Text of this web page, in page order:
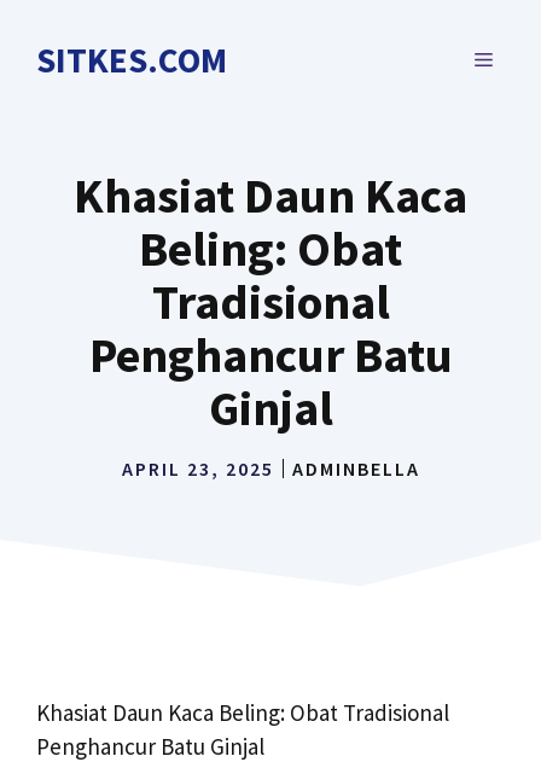
SITKES.COM MENU
Khasiat Daun Kaca
Beling: Obat
Tradisional
Penghancur Batu
Ginjal
APRIL 23, 2025 ADMINBELLA
Khasiat Daun Kaca Beling: Obat Tradisional
Penghancur Batu Ginjal